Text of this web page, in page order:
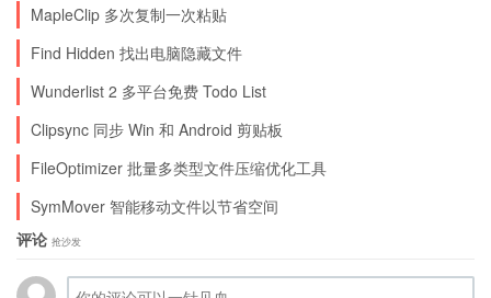
MapleClip 多次复制一次粘贴
Find Hidden 找出电脑隐藏文件
Wunderlist 2 多平台免费 Todo List
Clipsync 同步 Win 和 Android 剪贴板
FileOptimizer 批量多类型文件压缩优化工具
SymMover 智能移动文件以节省空间
评论 抢沙发